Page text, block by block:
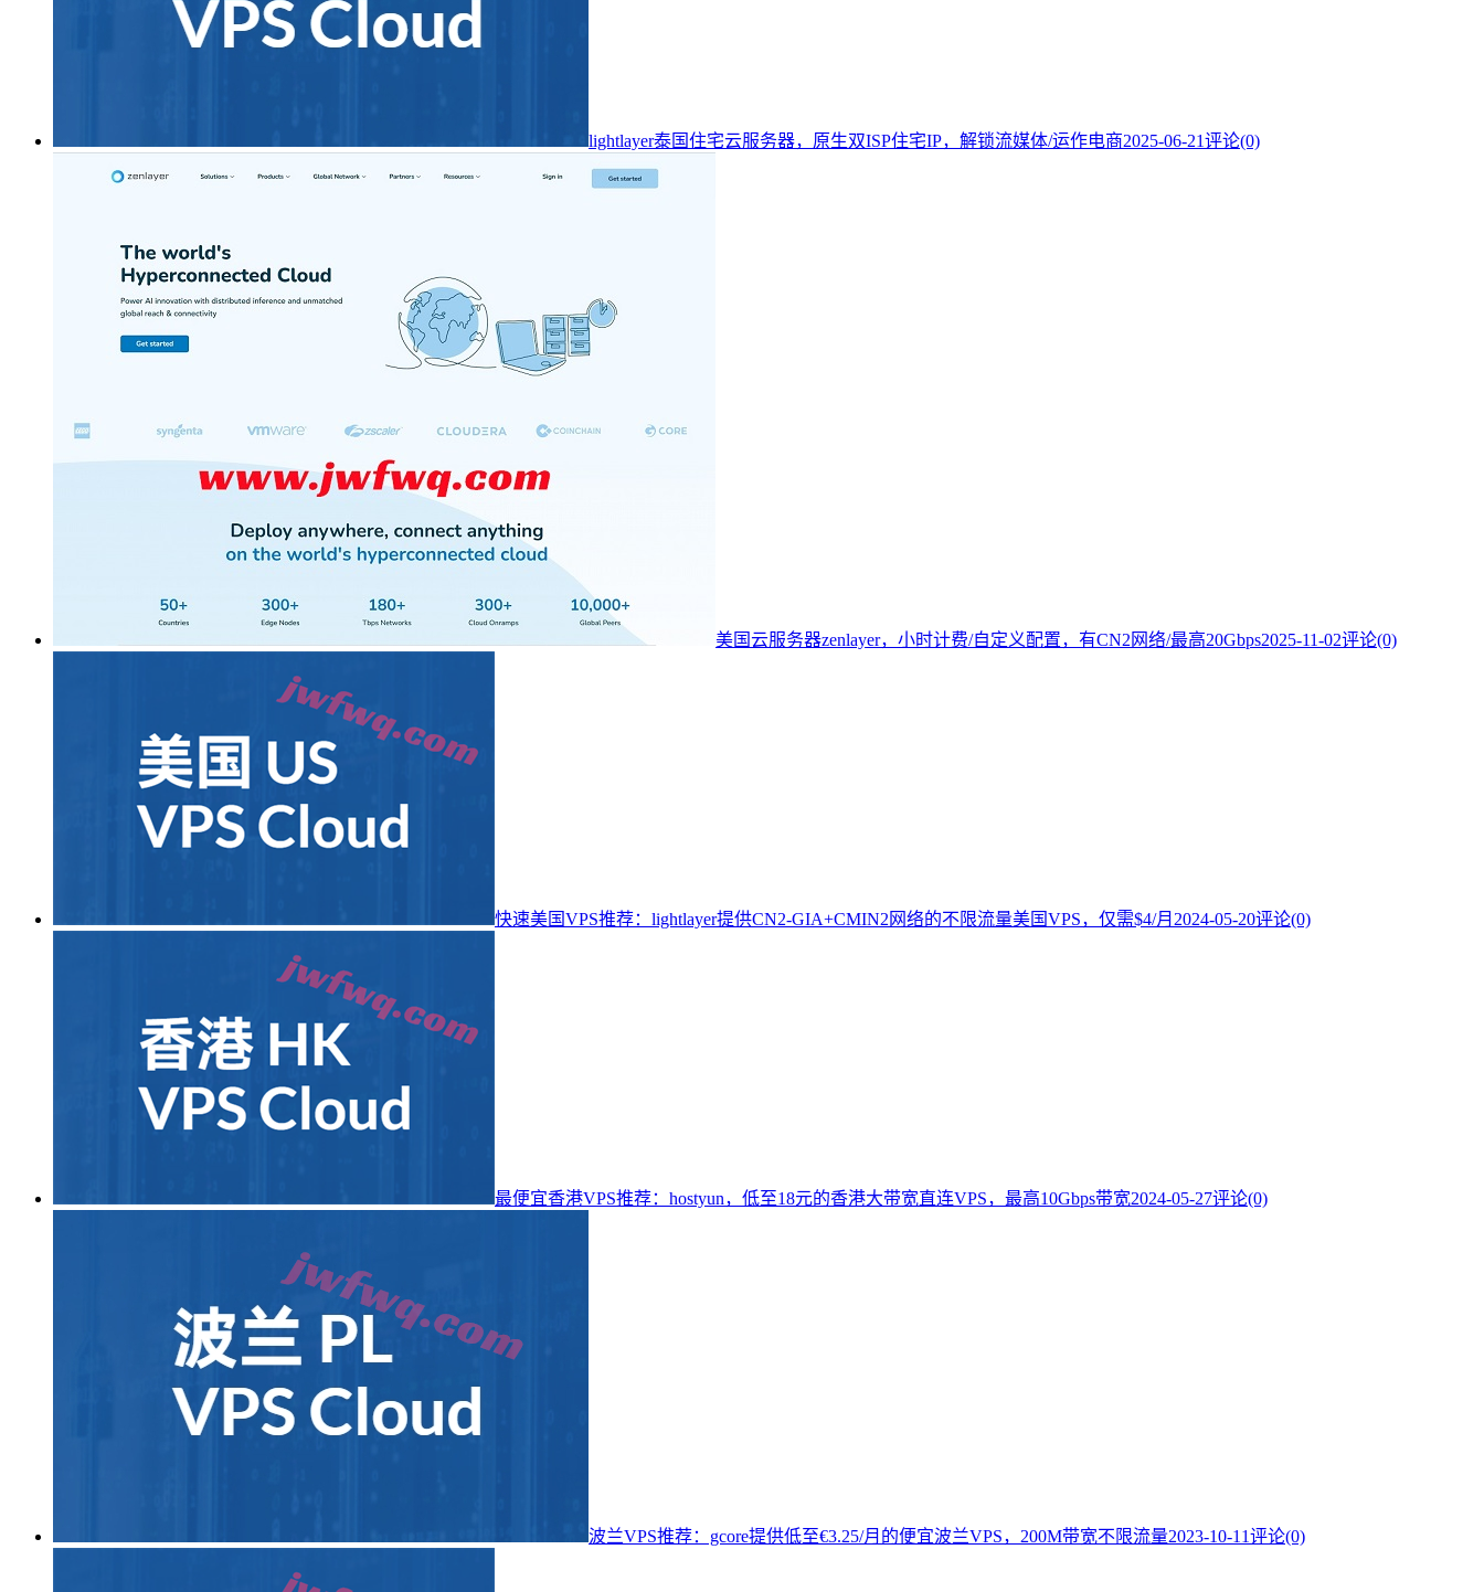
lightlayer泰国住宅云服务器，原生双ISP住宅IP，解锁流媒体/运作电商2025-06-21评论(0)
美国云服务器zenlayer，小时计费/自定义配置，有CN2网络/最高20Gbps2025-11-02评论(0)
快速美国VPS推荐：lightlayer提供CN2-GIA+CMIN2网络的不限流量美国VPS，仅需$4/月 2024-05-20评论(0)
最便宜香港VPS推荐：hostyun，低至18元的香港大带宽直连VPS，最高10Gbps带宽2024-05-27评论(0)
波兰VPS推荐：gcore提供低至€3.25/月的便宜波兰VPS，200M带宽不限流量2023-10-11评论(0)